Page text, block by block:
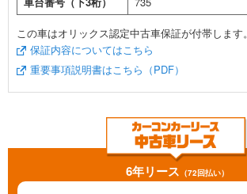
この車はオリックス認定中古車保証が付帯します。
保証内容についてはこちら
重要事項説明書はこちら（PDF）
6年リース （72回払い）